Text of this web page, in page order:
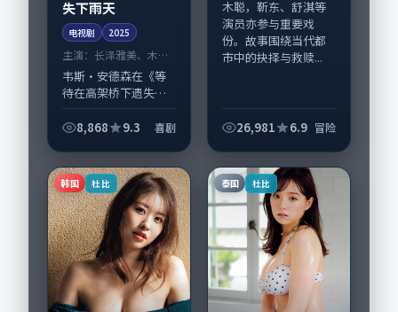
失下雨天
电视剧 2025
主演： 长泽雅美、木村
拓哉 等
韦斯·安德森在《等
待在高架桥下遗失下
调度呈现喜剧张力，
富。影片拍摄及后期
主要在新加坡完成制
作...
8,868 9.3 喜剧
木聪，靳东、舒淇等
演员亦参与重要戏
份。故事围绕当代都
市中的抉择与救赎...
26,981 6.9 冒险
韩国 杜比 泰国 杜比